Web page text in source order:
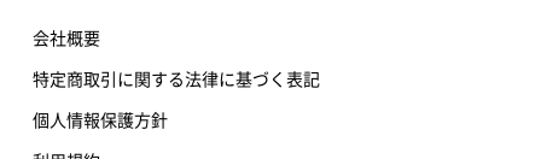
会社概要
特定商取引に関する法律に基づく表記
個人情報保護方針